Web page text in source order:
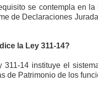
se contempla en
de Declaraciones
la Ley 311-14?
311-14 instituye el
de Patrimonio de los